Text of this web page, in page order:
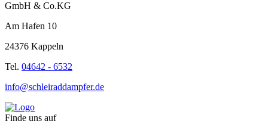
GmbH & Co.KG
Am Hafen 10
24376 Kappeln
Tel. 04642 - 6532
info@schleiraddampfer.de
Finde uns auf